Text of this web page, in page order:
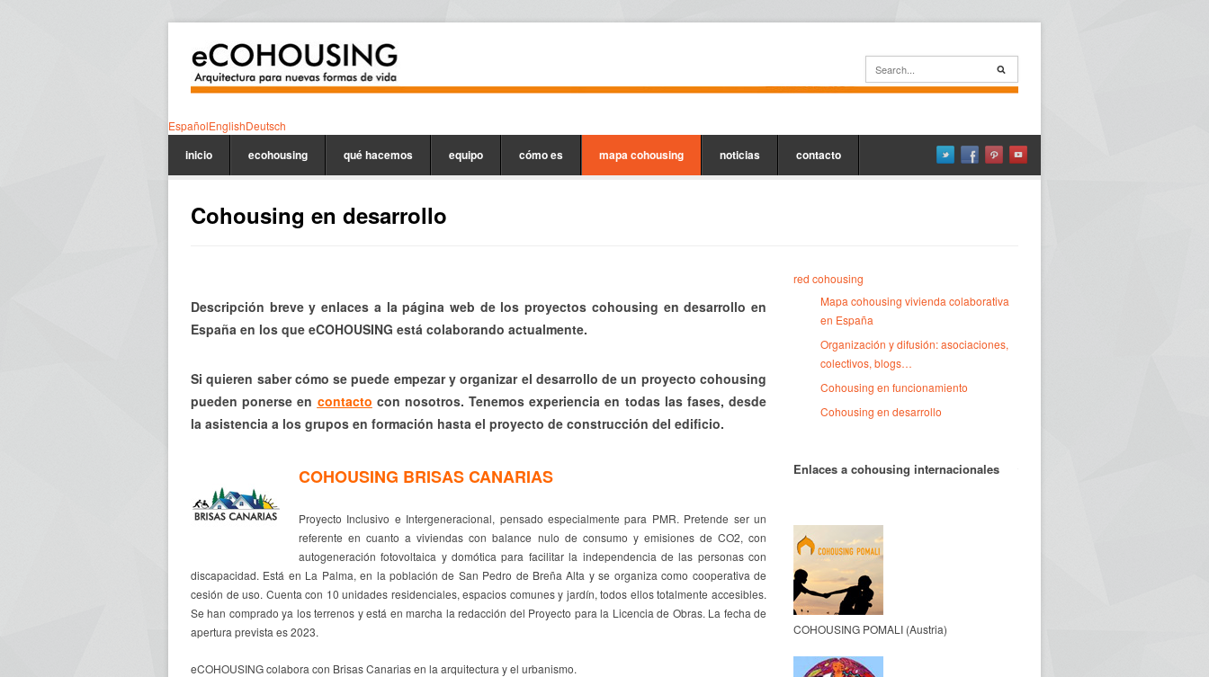
EspañolEnglishDeutsch
inicio ecohousing qué hacemos equipo cómo es mapa cohousing noticias contacto
Cohousing en desarrollo
Descripción breve y enlaces a la página web de los proyectos cohousing en desarrollo en
España en los que eCOHOUSING está colaborando actualmente.
Si quieren saber cómo se puede empezar y organizar el desarrollo de un proyecto cohousing
pueden ponerse en contacto con nosotros. Tenemos experiencia en todas las fases, desde
la asistencia a los grupos en formación hasta el proyecto de construcción del edificio.
COHOUSING BRISAS CANARIAS
Proyecto Inclusivo e Intergeneracional, pensado especialmente para PMR. Pretende ser un
referente en cuanto a viviendas con balance nulo de consumo y emisiones de CO2, con
autogeneración fotovoltaica y domótica para facilitar la independencia de las personas con
discapacidad. Está en La Palma, en la población de San Pedro de Breña Alta y se organiza como cooperativa de
cesión de uso. Cuenta con 10 unidades residenciales, espacios comunes y jardín, todos ellos totalmente accesibles.
Se han comprado ya los terrenos y está en marcha la redacción del Proyecto para la Licencia de Obras. La fecha de
apertura prevista es 2023.
eCOHOUSING colabora con Brisas Canarias en la arquitectura y el urbanismo.
red cohousing
Mapa cohousing vivienda colaborativa
en España
Organización y difusión: asociaciones,
colectivos, blogs…
Cohousing en funcionamiento
Cohousing en desarrollo
Enlaces a cohousing internacionales
COHOUSING POMALI (Austria)